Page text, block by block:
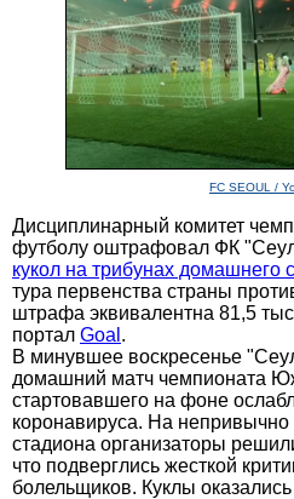
FC SEOUL /
Дисциплинарный комитет
футболу оштрафовал ФК
кукол на трибунах домашнего
тура первенства страны
штрафа эквивалентна 81,5
портал Goal .
В минувшее воскресенье
домашний матч чемпионата
стартовавшего на фоне
коронавируса. На непривычно
стадиона организаторы
что подверглись жесткой
болельщиков. Куклы